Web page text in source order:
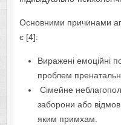
Основними причинами
є [4]:
Виражені емоційні
проблем
Сімейне
заборони або
яким примхам.